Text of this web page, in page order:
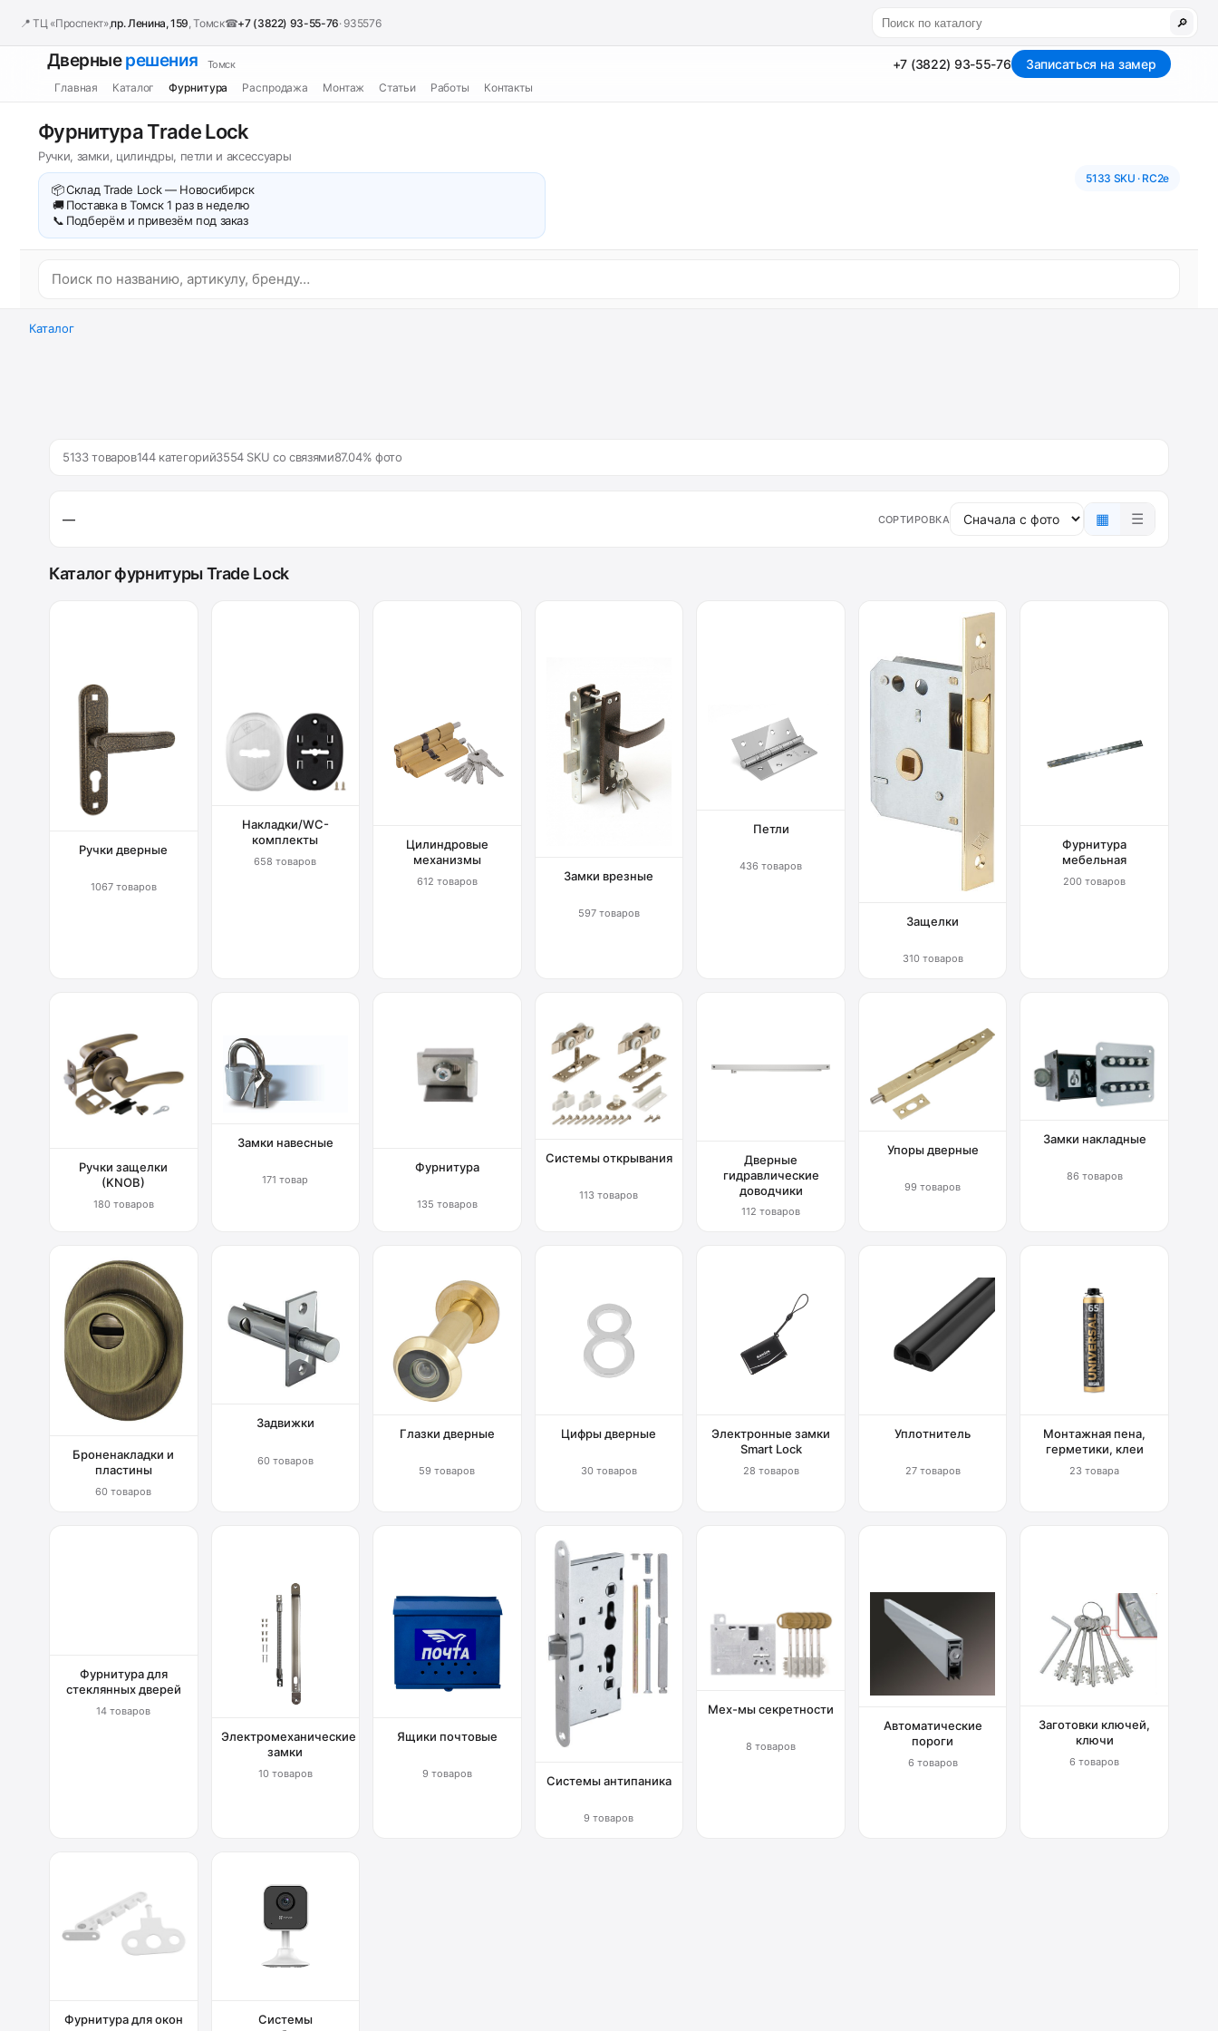
📍 ТЦ «Проспект»,пр. Ленина, 159 , Томск☎+7 (3822) 93-55-76· 935576 🔎
Дверныерешения Томск
Главная Каталог Фурнитура Распродажа Монтаж Статьи Работы Контакты
+7 (3822) 93-55-76 Записаться на замер
Фурнитура Trade Lock
Ручки, замки, цилиндры, петли и аксессуары
📦Склад Trade Lock — Новосибирск
🚚 Поставка в Томск 1 раз в неделю
📞 Подберём и привезём под заказ
5133 SKU · RC2e
Каталог
5133 товаров144 категорий3554 SKU со связями87.04% фото
— СОРТИРОВКА ▦ ☰
Каталог фурнитуры Trade Lock
Ручки дверные
1067 товаров
Накладки/WC-
комплекты
658 товаров
Цилиндровые
механизмы
612 товаров Замки врезные
597 товаров
Петли
436 товаров
Защелки
310 товаров
Фурнитура
мебельная
200 товаров
Ручки защелки
(KNOB)
180 товаров
Замки навесные
171 товар
Фурнитура
135 товаров
Системы открывания
113 товаров
Дверные
гидравлические
доводчики
112 товаров
Упоры дверные
99 товаров
Замки накладные
86 товаров
Броненакладки и
пластины
60 товаров
Задвижки
60 товаров
Глазки дверные
59 товаров
Цифры дверные
30 товаров
Электронные замки
Smart Lock
28 товаров
Уплотнитель
27 товаров
Монтажная пена,
герметики, клеи
23 товара
Фурнитура для
стеклянных дверей
14 товаров
Электромеханические
замки
10 товаров
Ящики почтовые
9 товаров Системы антипаника
9 товаров
Мех-мы секретности
8 товаров
Автоматические
пороги
6 товаров
Заготовки ключей,
ключи
6 товаров
Фурнитура для окон
Системы